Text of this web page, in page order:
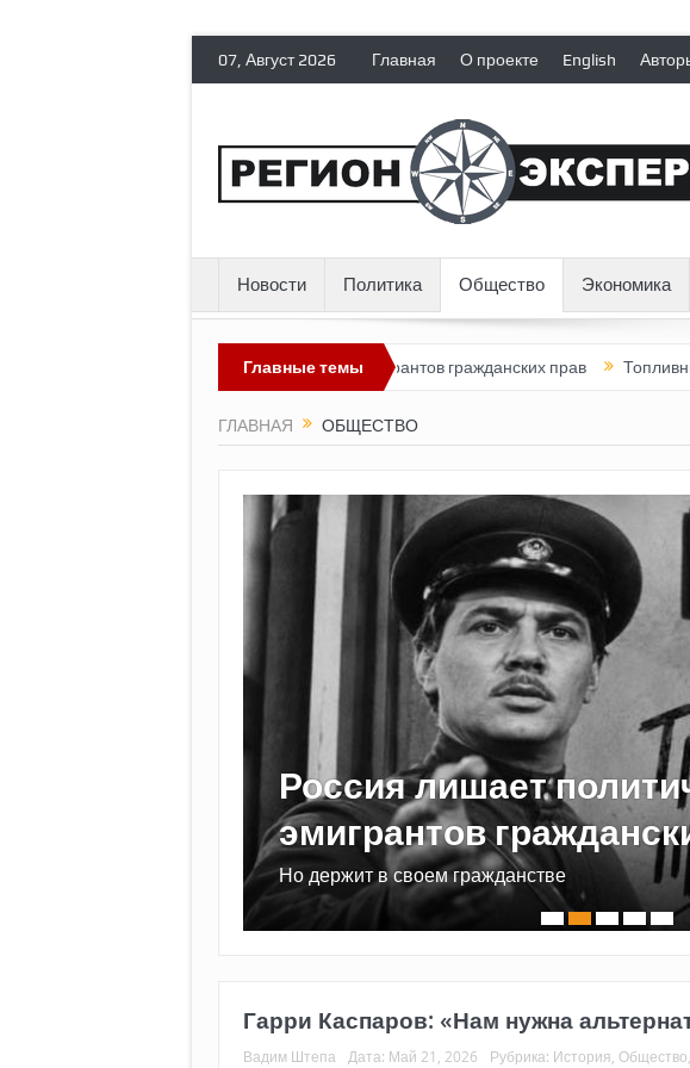
07, Август 2026 Главная О проекте English
Новости Политика Общество Экономика
Главные темы
Россия лишает политических эмигрантов гражданских прав Топливный кризис
ГЛАВНАЯ ОБЩЕСТВО
Топливный кризис в
Может ли он привести к политическим
Гарри Каспаров: «Нам нужна
Вадим Штепа Дата: Май 21, 2026 Рубрика: История Общество